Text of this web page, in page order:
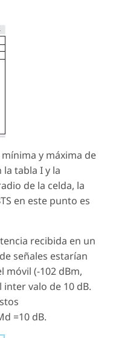
y máxima de
la tabla I y la
de la celda, la
en este punto es
recibida en un
señales estarían
móvil (-102 dBm,
valo de 10 dB.
=10 dB.